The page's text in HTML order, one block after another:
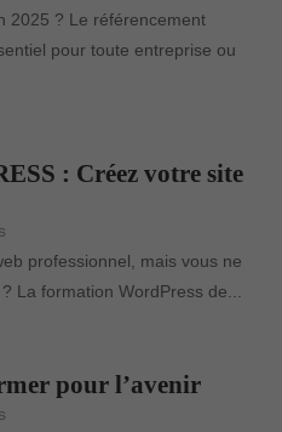
2025 ? Le référencement
pour toute entreprise ou
: Créez votre site
professionnel, mais vous ne
La formation WordPress de...
pour l’avenir